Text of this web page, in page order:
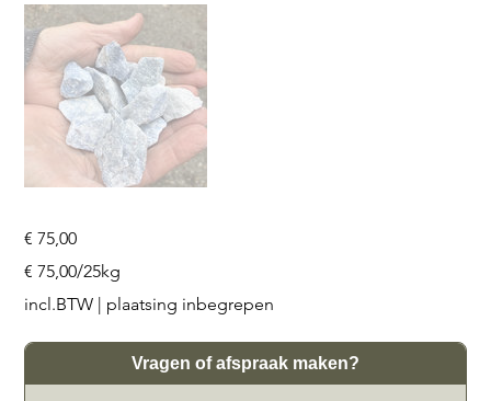
Prijs
€ 75,00
€ 75,00
per
Kilogram
€ 75,00/25kg
incl.BTW
plaatsing inbegrepen
Vragen of afspraak maken?